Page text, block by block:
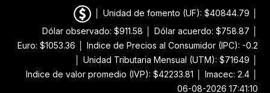
Unidad de fomento (UF): $40844.79
Dólar observado: $911.58
Dólar acuerdo: $758.87
Euro: $1053.36
Indice de Precios al Consumidor (IPC): -0.2
Unidad Tributaria Mensual (UTM): $71649
Indice de valor promedio (IVP): $42233.81
Imacec: 2.4
06-08-2026 17:41:10